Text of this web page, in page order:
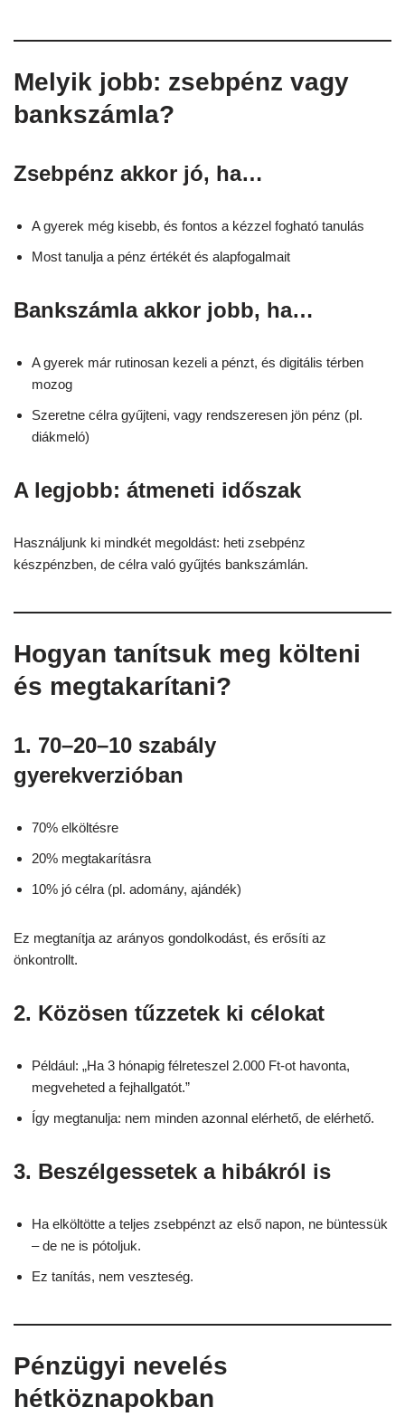
Melyik jobb: zsebpénz vagy
bankszámla?
Zsebpénz akkor jó, ha…
A gyerek még kisebb, és fontos a kézzel fogható tanulás
Most tanulja a pénz értékét és alapfogalmait
Bankszámla akkor jobb, ha…
A gyerek már rutinosan kezeli a pénzt, és digitális térben
mozog
Szeretne célra gyűjteni, vagy rendszeresen jön pénz (pl.
diákmeló)
A legjobb: átmeneti időszak
Használjunk ki mindkét megoldást: heti zsebpénz
készpénzben, de célra való gyűjtés bankszámlán.
Hogyan tanítsuk meg költeni
és megtakarítani?
1. 70–20–10 szabály
gyerekverzióban
70% elköltésre
20% megtakarításra
10% jó célra (pl. adomány, ajándék)
Ez megtanítja az arányos gondolkodást, és erősíti az
önkontrollt.
2. Közösen tűzzetek ki célokat
Például: „Ha 3 hónapig félreteszel 2.000 Ft-ot havonta,
megveheted a fejhallgatót.”
Így megtanulja: nem minden azonnal elérhető, de elérhető.
3. Beszélgessetek a hibákról is
Ha elköltötte a teljes zsebpénzt az első napon, ne büntessük
– de ne is pótoljuk.
Ez tanítás, nem veszteség.
Pénzügyi nevelés
hétköznapokban